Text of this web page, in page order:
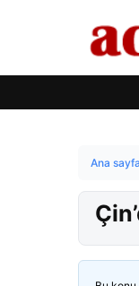
Ana sayfa